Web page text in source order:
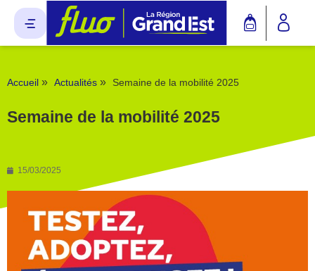
Accueil » Actualités » Semaine de la mobilité 2025
Semaine de la mobilité 2025
15/03/2025
Panneau de gestion des cookies